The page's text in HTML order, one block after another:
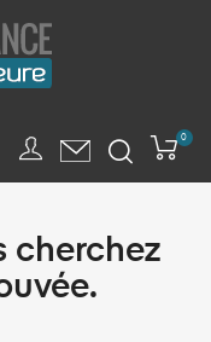
0
cherchez